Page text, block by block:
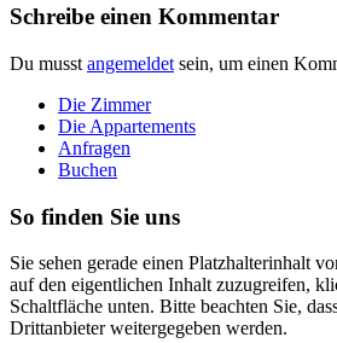
Schreibe einen Kommentar
Du musst angemeldet sein, um einen
Die Zimmer
Die Appartements
Anfragen
Buchen
So finden Sie uns
Sie sehen gerade einen Platzhalterinhalt
auf den eigentlichen Inhalt zuzugreifen,
Schaltfläche unten. Bitte beachten Sie,
Drittanbieter weitergegeben werden.